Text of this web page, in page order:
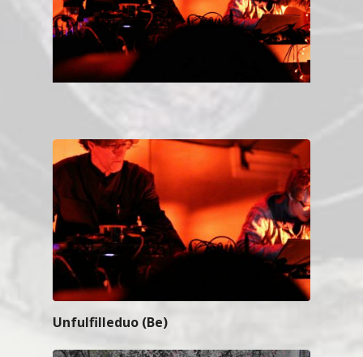
Unfulfilleduo (Be)